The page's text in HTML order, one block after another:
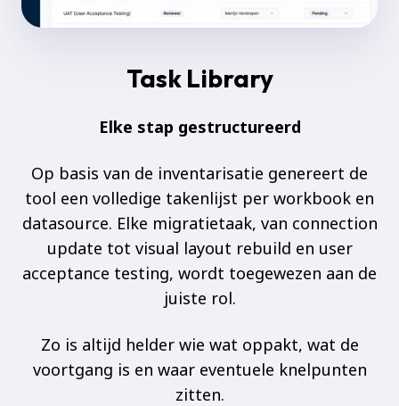
Task Library
Elke stap gestructureerd
Op basis van de inventarisatie genereert de
tool een volledige takenlijst per workbook en
datasource. Elke migratietaak, van connection
update tot visual layout rebuild en user
acceptance testing, wordt toegewezen aan de
juiste rol.
Zo is altijd helder wie wat oppakt, wat de
voortgang is en waar eventuele knelpunten
zitten.